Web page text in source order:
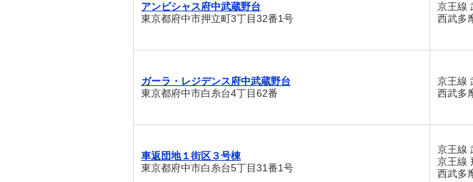
アンビシャス府中武蔵野台
東京都府中市押立町3丁目32番1号
京王線
西武多
ガーラ・レジデンス府中武蔵野台
東京都府中市白糸台4丁目62番
京王線
西武多
車返団地１街区３号棟
東京都府中市白糸台5丁目31番1号
京王線
京王線
西武多